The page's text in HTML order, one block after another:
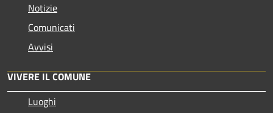
Notizie
Comunicati
Avvisi
VIVERE IL COMUNE
Luoghi